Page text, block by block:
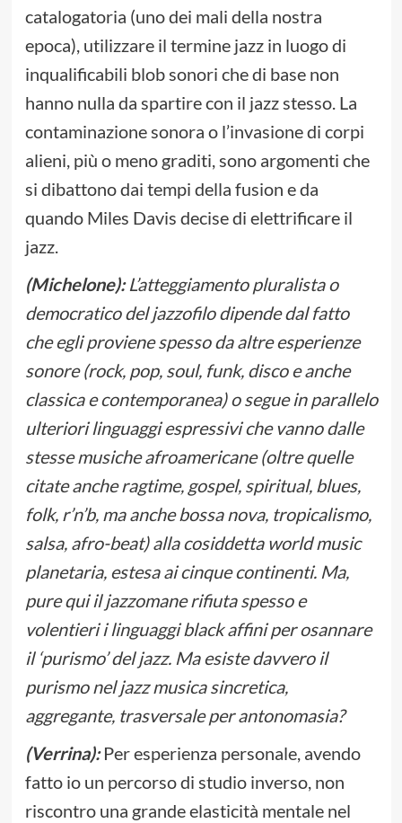
catalogatoria (uno dei mali della nostra
epoca), utilizzare il termine jazz in luogo di
inqualificabili blob sonori che di base non
hanno nulla da spartire con il jazz stesso. La
contaminazione sonora o l’invasione di corpi
alieni, più o meno graditi, sono argomenti che
si dibattono dai tempi della fusion e da
quando Miles Davis decise di elettrificare il
jazz.
(Michelone):L’atteggiamento pluralista o
democratico del jazzofilo dipende dal fatto
che egli proviene spesso da altre esperienze
sonore (rock, pop, soul, funk, disco e anche
classica e contemporanea) o segue in parallelo
ulteriori linguaggi espressivi che vanno dalle
stesse musiche afroamericane (oltre quelle
citate anche ragtime, gospel, spiritual, blues,
folk, r’n’b, ma anche bossa nova, tropicalismo,
salsa, afro-beat) alla cosiddetta world music
planetaria, estesa ai cinque continenti. Ma,
pure qui il jazzomane rifiuta spesso e
volentieri i linguaggi black affini per osannare
il ‘purismo’ del jazz. Ma esiste davvero il
purismo nel jazz musica sincretica,
aggregante, trasversale per antonomasia?
(Verrina):Per esperienza personale, avendo
fatto io un percorso di studio inverso, non
riscontro una grande elasticità mentale nel